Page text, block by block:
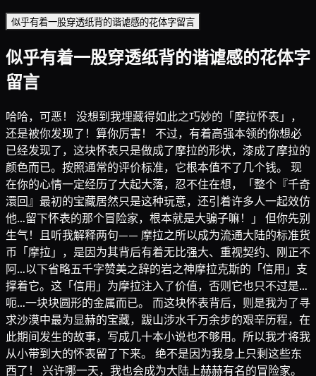
似乎有着一股穿透纸背的谐谑感的花体字留言
似乎有着一股穿透纸背的谐谑感的花体字
留言
哈哈，可恶！ 没想到我埋藏得如此之巧妙的「摩拉怀表」，
还是被你发现了！算你厉害！ 不过，有着高强本领的你想必
已经发现了，这块怀表只是做成了摩拉的形状，漆成了摩拉的
颜色而已。按照通常的评价标准，它根本值不了几个钱。 现
在你的心情一定经历了大起大落，忍不住在想，「整个『千奇
澴回』最初的宝藏居然只是这种玩意，还引着许多人一起效仿
他…留下怀表的那个冒险家，根本就是大骗子嘛！」 但你先别
生气！且听我解释两句—— 摩拉之所以成为流通大陆的标准货
币「摩拉」，是因为其背后有着无比强大、重视契约、刚正不
阿…以下省略五千字赞美之辞的岩之神摩拉克斯的「信用」支
撑着它。这「信用」为摩拉注入了价值，否则它也只不过是…
呃…一块块圆形的金属而已。 而这块怀表背后，则是我为了寻
求沙漠中最为显赫的宝藏，跋山涉水千万余步的艰辛历程，在
此期间发生的故事，写成几十本小说也不够用。所以我才将我
从小带到大的怀表留了下来。 绝不是因为我身上只剩这些东
西了！ 兴许哪一天，我也会成为大陆上赫赫有名的冒险家。